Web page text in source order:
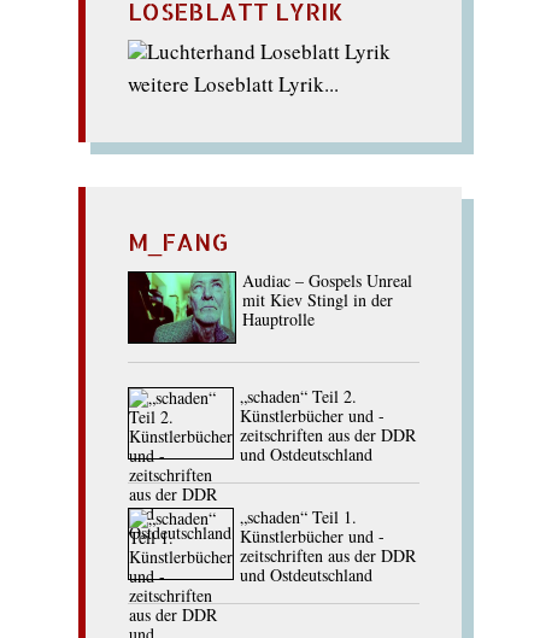
LOSEBLATT LYRIK
weitere Loseblatt Lyrik...
M_FANG
Audiac – Gospels Unreal
mit Kiev Stingl in der
Hauptrolle
„schaden“ Teil 2.
Künstlerbücher und -
zeitschriften aus der DDR
und Ostdeutschland
„schaden“ Teil 1.
Künstlerbücher und -
zeitschriften aus der DDR
und Ostdeutschland